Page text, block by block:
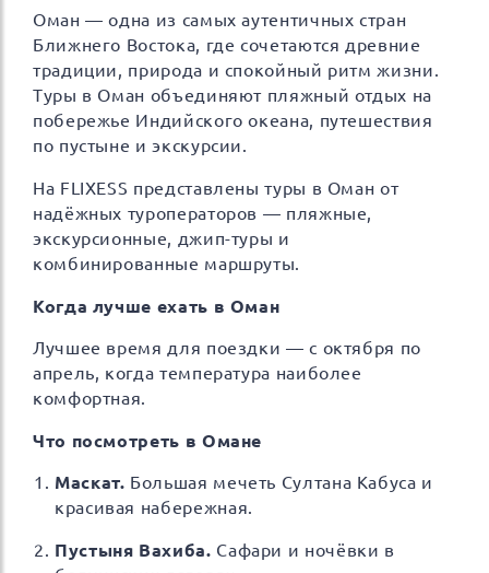
Оман — одна из самых аутентичных стран
Ближнего Востока, где сочетаются древние
традиции, природа и спокойный ритм жизни.
Туры в Оман объединяют пляжный отдых на
побережье Индийского океана, путешествия
по пустыне и экскурсии.
На FLIXESS представлены туры в Оман от
надёжных туроператоров — пляжные,
экскурсионные, джип-туры и
комбинированные маршруты.
Когда лучше ехать в Оман
Лучшее время для поездки — с октября по
апрель, когда температура наиболее
комфортная.
Что посмотреть в Омане
Маскат. Большая мечеть Султана Кабуса и
красивая набережная.
Пустыня Вахиба. Сафари и ночёвки в